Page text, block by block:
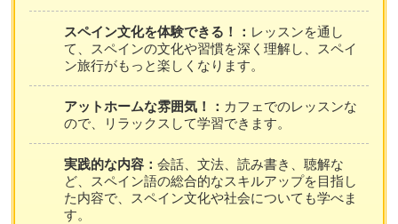
スペイン文化を体験できる！： レッスンを通し
て、スペインの文化や習慣を深く理解し、スペイ
ン旅行がもっと楽しくなります。
アットホームな雰囲気！： カフェでのレッスンな
ので、リラックスして学習できます。
実践的な内容：会話、文法、読み書き、聴解な
ど、スペイン語の総合的なスキルアップを目指し
た内容で、スペイン文化や社会についても学べま
す。